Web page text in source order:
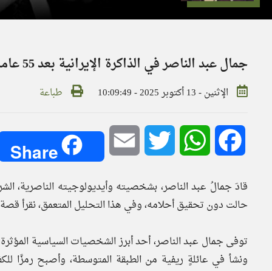
جمال عبد الناصر في الذاكرة الإيرانية بعد 55 عاما على رحيله
الإثنين - 13 أكتوبر 2025 - 10:09:49 طباعة
Facebook
WhatsApp
Twitter
Email
Share
قادَ جمالُ عبد الناصر، بشخصيته وأيديولوجيته الناصرية،
حالت دون تحقيق أحلامه، وفي هذا التحليل المتعمق، نقرأ
توفى جمال عبد الناصر، أحد أبرز الشخصيات السياسية
ونشأ في عائلةٍ ريفية من الطبقة المتوسطة، وأصبح رمزًا